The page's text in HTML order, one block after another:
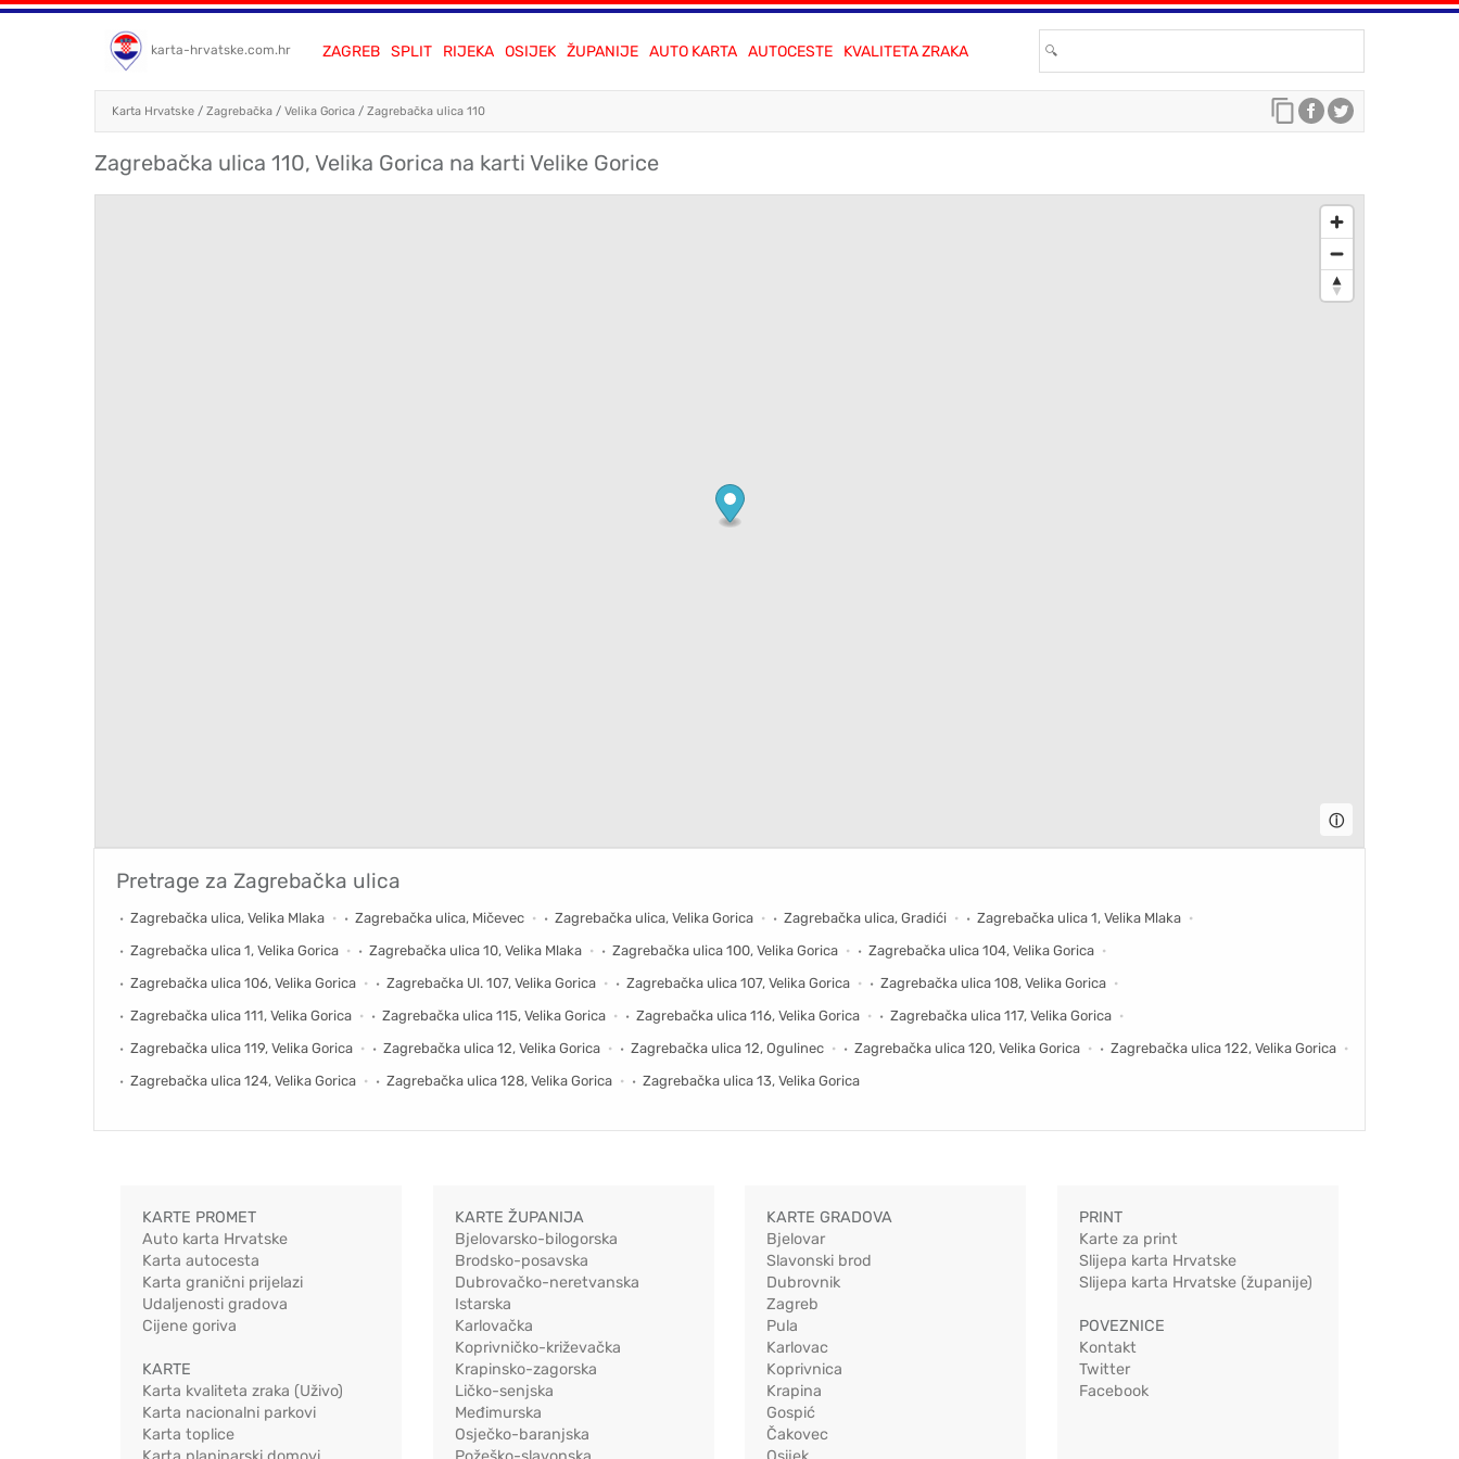
karta-hrvatske.com.hr ZAGREB SPLIT RIJEKA OSIJEK ŽUPANIJE AUTO KARTA AUTOCESTE KVALITETA ZRAKA
Karta Hrvatske / Zagrebačka / Velika Gorica / Zagrebačka ulica 110
Zagrebačka ulica 110, Velika Gorica na karti Velike Gorice
ⓘ
Pretrage za Zagrebačka ulica
Zagrebačka ulica, Velika Mlaka Zagrebačka ulica, Mičevec Zagrebačka ulica, Velika Gorica Zagrebačka ulica, Gradići
Zagrebačka ulica 1, Velika Mlaka
Zagrebačka ulica 1, Velika Gorica
Zagrebačka ulica 10, Velika Mlaka Zagrebačka ulica 100, Velika Gorica
Zagrebačka ulica 104, Velika Gorica
Zagrebačka ulica 106, Velika Gorica
Zagrebačka Ul. 107, Velika Gorica Zagrebačka ulica 107, Velika Gorica
Zagrebačka ulica 108, Velika Gorica
Zagrebačka ulica 111, Velika Gorica
Zagrebačka ulica 115, Velika Gorica Zagrebačka ulica 116, Velika Gorica
Zagrebačka ulica 117, Velika Gorica
Zagrebačka ulica 119, Velika Gorica
Zagrebačka ulica 12, Velika Gorica Zagrebačka ulica 12, Ogulinec Zagrebačka ulica 120, Velika Gorica
Zagrebačka ulica 122, Velika Gorica
Zagrebačka ulica 124, Velika Gorica
Zagrebačka ulica 128, Velika Gorica Zagrebačka ulica 13, Velika Gorica
KARTE PROMET
Auto karta Hrvatske
Karta autocesta
Karta granični prijelazi
Udaljenosti gradova
Cijene goriva
KARTE
Karta kvaliteta zraka (Uživo)
Karta nacionalni parkovi
Karta toplice
KARTE ŽUPANIJA
Bjelovarsko-bilogorska
Brodsko-posavska
Dubrovačko-neretvanska
Istarska
Karlovačka
Koprivničko-križevačka
Krapinsko-zagorska
Ličko-senjska
Međimurska
Osječko-baranjska
KARTE GRADOVA
Bjelovar
Slavonski brod
Dubrovnik
Zagreb
Pula
Karlovac
Koprivnica
Krapina
Gospić
Čakovec
PRINT
Karte za print
Slijepa karta Hrvatske
Slijepa karta Hrvatske (županije)
POVEZNICE
Kontakt
Twitter
Facebook